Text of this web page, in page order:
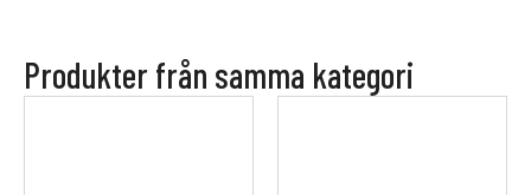
Produkter från samma kategori